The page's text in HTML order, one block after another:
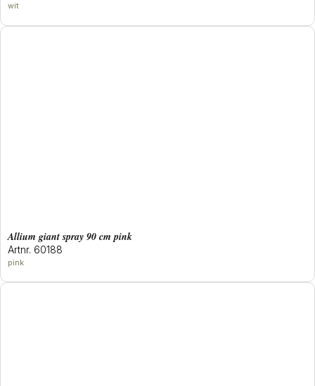
wit
allium giant spray 90 cm pink
Artnr. 60188
pink